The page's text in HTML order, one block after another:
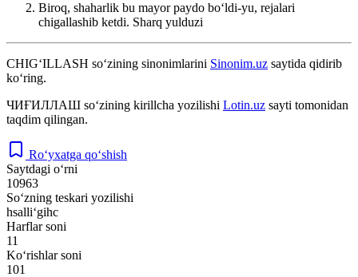
Biroq, shaharlik bu mayor paydo boʻldi-yu, rejalari
chigallashib ketdi. Sharq yulduzi
CHIG‘ILLASH so‘zining sinonimlarini Sinonim.uz saytida qidirib
ko‘ring.
ЧИҒИЛЛАШ so‘zining kirillcha yozilishi Lotin.uz sayti tomonidan
taqdim qilingan.
Ro‘yxatga qo‘shish
Saytdagi o‘rni
10963
So‘zning teskari yozilishi
hsalli‘gihc
Harflar soni
11
Ko‘rishlar soni
101